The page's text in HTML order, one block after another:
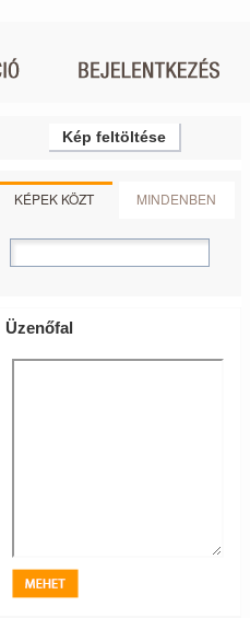
Kép feltöltése
KÉPEK KÖZT MINDENBEN
Üzenőfal